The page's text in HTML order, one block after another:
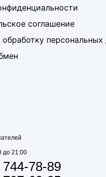
соглашение
обработку персональных
до 21:00
78-89